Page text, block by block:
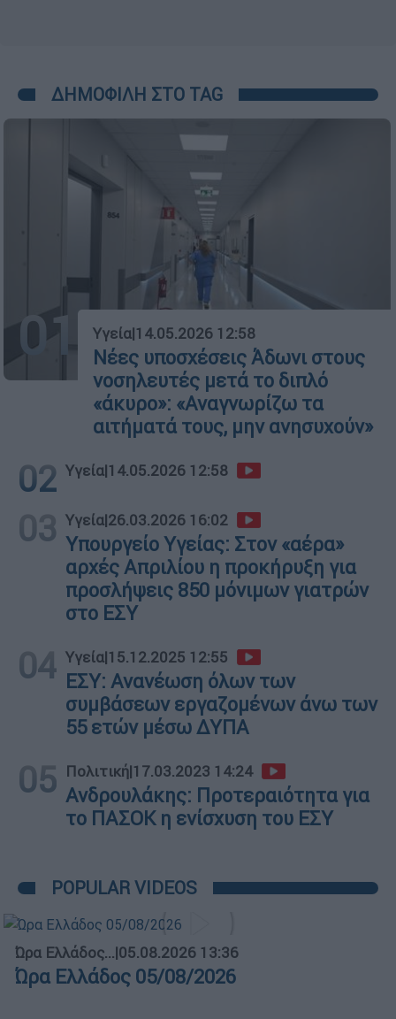
ΔΗΜΟΦΙΛΗ ΣΤΟ TAG
01 Υγεία|14.05.2026 12:58
Νέες υποσχέσεις Άδωνι στους
νοσηλευτές μετά το διπλό
«άκυρο»: «Αναγνωρίζω τα
αιτήματά τους, μην ανησυχούν»
02 Υγεία|14.05.2026 12:58
03 Υγεία|26.03.2026 16:02
Υπουργείο Υγείας: Στον «αέρα»
αρχές Απριλίου η προκήρυξη για
προσλήψεις 850 μόνιμων γιατρών
στο ΕΣΥ
04 Υγεία|15.12.2025 12:55
ΕΣΥ: Ανανέωση όλων των
συμβάσεων εργαζομένων άνω των
55 ετών μέσω ΔΥΠΑ
05 Πολιτική|17.03.2023 14:24
Ανδρουλάκης: Προτεραιότητα για
το ΠΑΣΟΚ η ενίσχυση του ΕΣΥ
POPULAR VIDEOS
Ώρα Ελλάδος...|05.08.2026 13:36
Ώρα Ελλάδος 05/08/2026